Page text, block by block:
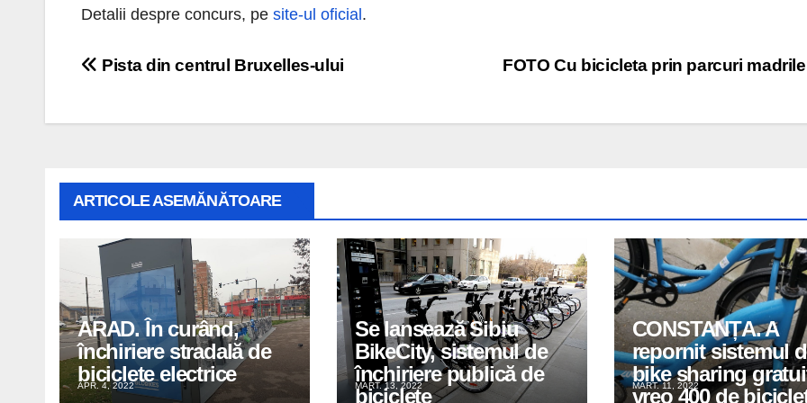
Detalii despre concurs, pe site-ul oficial.
Navigare
FOTO Cu bicicleta prin parcuri
Pista din centrul Bruxelles-ului
ARTICOLE ASEMĂNĂTOARE
ARAD. În curând,
închiriere stradală de
biciclete electrice
APR. 4, 2022
Se lansează Sibiu
BikeCity, sistemul de
închiriere publică de
biciclete
MART. 13, 2022
CONSTANȚA. A
repornit sistemul
bike sharing
vreo 400 de
MART. 11, 2022